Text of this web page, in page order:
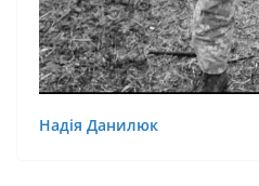
Надія Данилюк